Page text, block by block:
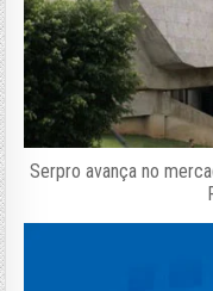
Serpro avança no